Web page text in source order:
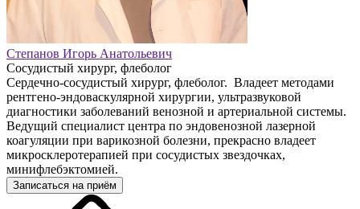
Степанов Игорь Анатольевич
Сосудистый хирург, флеболог
Сердечно-сосудистый хирург, флеболог. Владеет методами
рентгено-эндоваскулярной хирургии, ультразвуковой
диагностики заболеваний венозной и артериальной системы.
Ведущий специалист центра по эндовенозной лазерной
коагуляции при варикозной болезни, прекрасно владеет
микросклеротерапией при сосудистых звездочках,
минифлебэктомией.
Записаться на приём